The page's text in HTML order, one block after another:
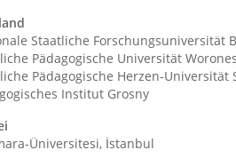
Staatliche Forschungsuniversität
Pädagogische Universität
Pädagogische Herzen-Universität
Institut Grosny
Üniversitesi, İstanbul